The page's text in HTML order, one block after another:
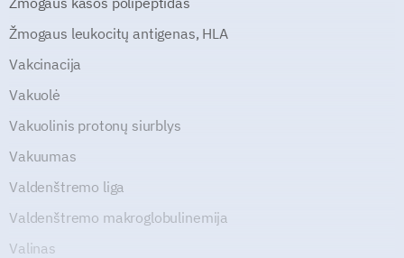
Žmogaus leukocitų antigenas, HLA
Vakcinacija
Vakuolė
Vakuolinis protonų siurblys
Vakuumas
Valdenštremo liga
Valdenštremo makroglobulinemija
Valinas